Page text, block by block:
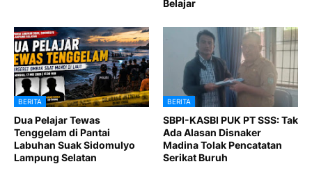
Belajar
BERITA
Dua Pelajar Tewas
Tenggelam di Pantai
Labuhan Suak Sidomulyo
Lampung Selatan
BERITA
SBPI-KASBI PUK PT SSS: Tak
Ada Alasan Disnaker
Madina Tolak Pencatatan
Serikat Buruh